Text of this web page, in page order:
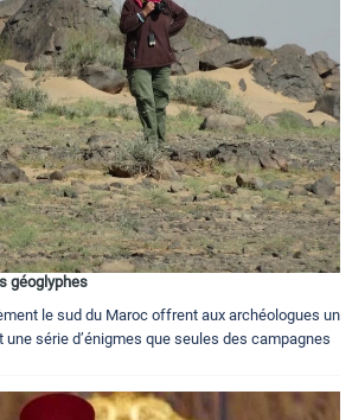
géoglyphes
le sud du Maroc offrent aux archéologues un
une série d’énigmes que seules des campagnes